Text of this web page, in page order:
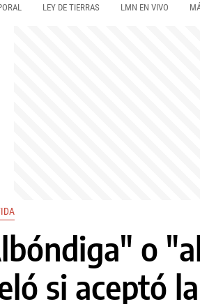
LEY DE TIERRAS LMN EN VIVO
o
si aceptó